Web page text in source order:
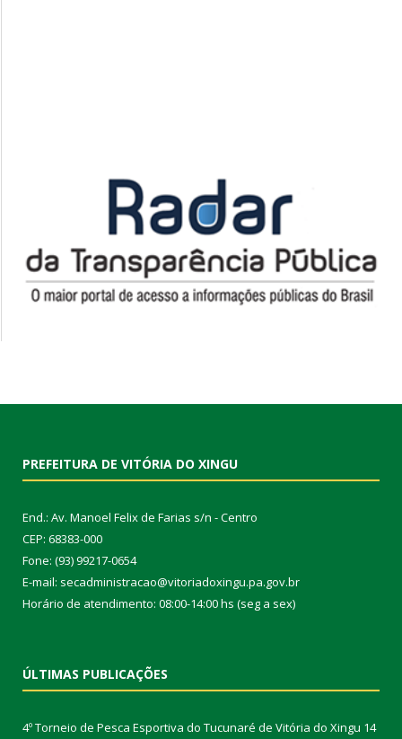
PREFEITURA DE VITÓRIA DO XINGU
End.: Av. Manoel Felix de Farias s/n - Centro
CEP: 68383-000
Fone: (93) 99217-0654
E-mail: secadministracao@vitoriadoxingu.pa.gov.br
Horário de atendimento: 08:00-14:00 hs (seg a sex)
ÚLTIMAS PUBLICAÇÕES
4º Torneio de Pesca Esportiva do Tucunaré de Vitória do Xingu 14